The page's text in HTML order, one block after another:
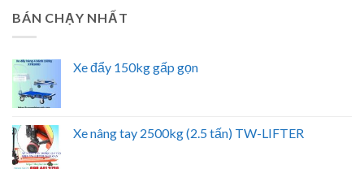
BÁN CHẠY NHẤT
Xe đẩy 150kg gấp gọn
Xe nâng tay 2500kg (2.5 tấn) TW-LIFTER